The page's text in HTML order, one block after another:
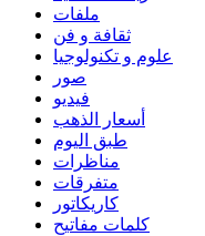
ملفات
ثقافة و فن
علوم و تكنولوجيا
صور
فيديو
أسعار الذهب
طبق اليوم
مناظرات
متفرقات
كاريكاتور
كلمات مفاتيح